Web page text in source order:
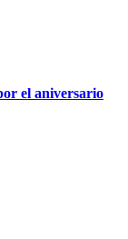
el aniversario